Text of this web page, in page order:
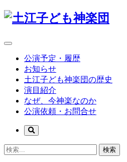
公演予定・履歴
お知らせ
土江子ども神楽団の歴史
演目紹介
なぜ、今神楽なのか
公演依頼・お問合せ
検索